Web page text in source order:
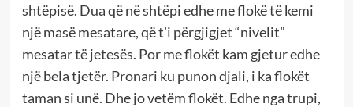
shtëpisë. Dua që në shtëpi edhe me flokë të kemi
një masë mesatare, që t’i përgjigjet “nivelit”
mesatar të jetesës. Por me flokët kam gjetur edhe
një bela tjetër. Pronari ku punon djali, i ka flokët
taman si unë. Dhe jo vetëm flokët. Edhe nga trupi,